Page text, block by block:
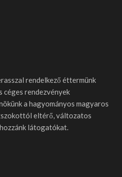
rendelkező éttermünk
céges rendezvények
a hagyományos magyaros
eltérő, változatos
látogatókat.